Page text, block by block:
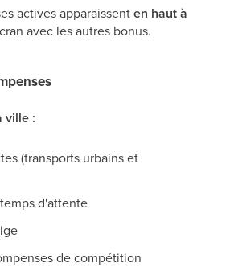
actives apparaissenten haut à
avec les autres bonus.
ville :
(transports urbains et
d'attente
de compétition